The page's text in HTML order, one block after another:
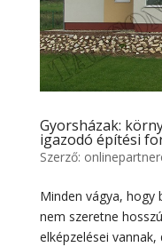
Gyorsházak:
igazodó építési
Szerző:
Minden vágya,
nem szeretne
elképzelései